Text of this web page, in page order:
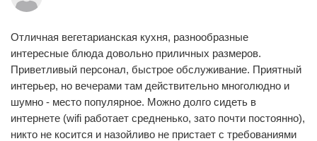
Отличная вегетарианская кухня, разнообразные
интересные блюда довольно приличных размеров.
Приветливый персонал, быстрое обслуживание. Приятный
интерьер, но вечерами там действительно многолюдно и
шумно - место популярное. Можно долго сидеть в
интернете (wifi работает средненько, зато почти постоянно),
никто не косится и назойливо не пристает с требованиями